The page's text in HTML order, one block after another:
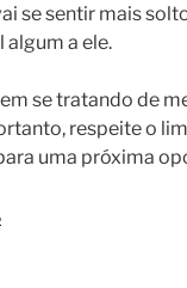
se sentir mais
algum a ele.
se tratando de
respeite o
uma próxima